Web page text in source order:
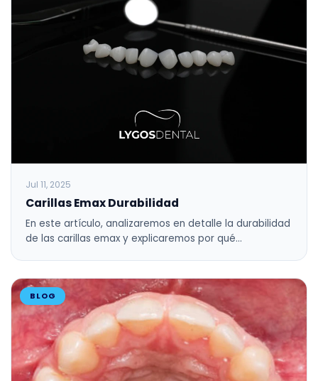
Jul 11, 2025
Carillas Emax Durabilidad
En este artículo, analizaremos en detalle la durabilidad
de las carillas emax y explicaremos por qué…
BLOG